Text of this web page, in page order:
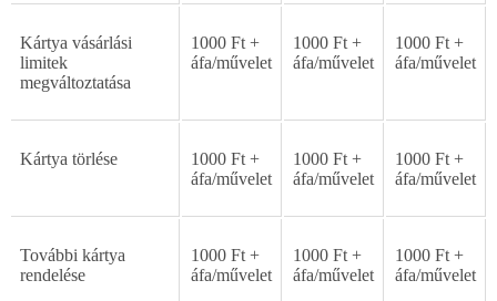
Kártya vásárlási
limitek
megváltoztatása
1000 Ft +
áfa/művelet
1000 Ft +
áfa/művelet
1000 Ft +
áfa/művelet
Kártya törlése 1000 Ft +
áfa/művelet
1000 Ft +
áfa/művelet
1000 Ft +
áfa/művelet
További kártya
rendelése
1000 Ft +
áfa/művelet
1000 Ft +
áfa/művelet
1000 Ft +
áfa/művelet